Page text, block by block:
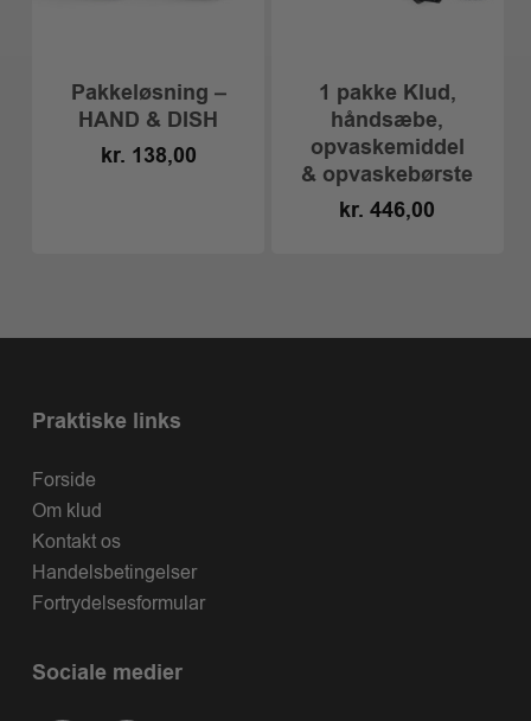
Pakkeløsning –
HAND & DISH
kr. 138,00
varianter.
Mulighederne
kan
vælges
1 pakke Klud,
håndsæbe,
opvaskemiddel
& opvaskebørste
kr. 446,00
Praktiske links
Forside
Om klud
Kontakt os
Handelsbetingelser
Fortrydelsesformular
Sociale medier